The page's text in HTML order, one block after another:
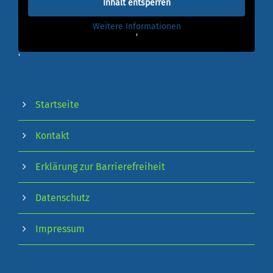
Inhalt entsperren
Weitere Informationen
'
'
Startseite
Kontakt
Erklärung zur Barrierefreiheit
Datenschutz
Impressum